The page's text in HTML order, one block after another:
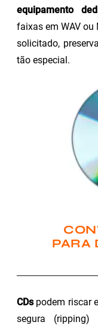
equipamento
faixas em WAV
solicitado,
tão especial.
PARA
CDspodem riscar
segura (ripping)